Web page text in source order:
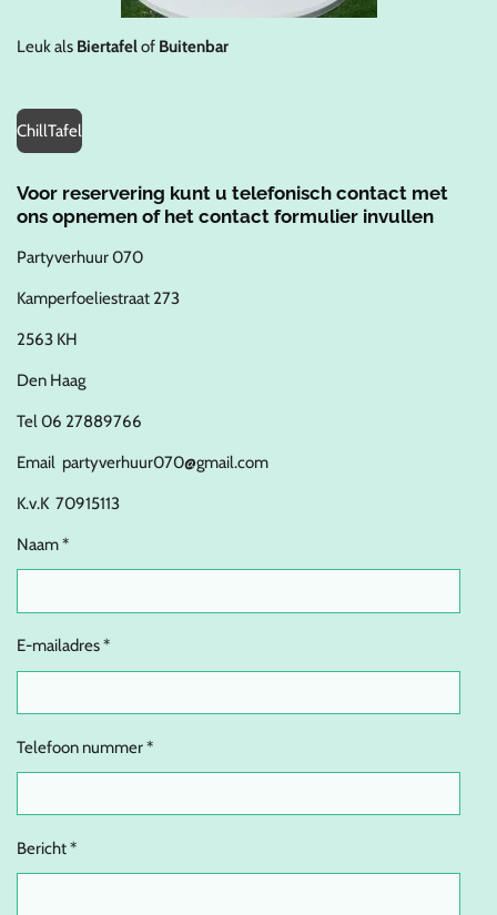
Leuk als Biertafelof Buitenbar
ChillTafel
Voor reservering kunt u telefonisch contact met
ons opnemen of het contact formulier invullen
Partyverhuur 070
Kamperfoeliestraat 273
2563 KH
Den Haag
Tel 06 27889766
Email partyverhuur070@gmail.com
K.v.K 70915113
Naam *
E-mailadres *
Telefoon nummer *
Bericht *